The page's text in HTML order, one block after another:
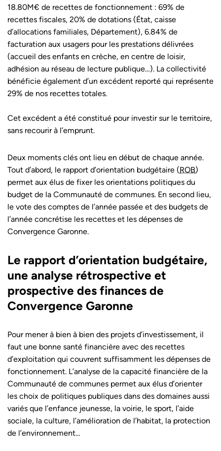
18.80M€ de recettes de fonctionnement : 69% de
recettes fiscales, 20% de dotations (État, caisse
d’allocations familiales, Département), 6.84% de
facturation aux usagers pour les prestations délivrées
(accueil des enfants en crèche, en centre de loisir,
adhésion au réseau de lecture publique…). La collectivité
bénéficie également d’un excédent reporté qui représente
29% de nos recettes totales.
Cet excédent a été constitué pour investir sur le territoire,
sans recourir à l’emprunt.
Deux moments clés ont lieu en début de chaque année.
Tout d’abord, le rapport d’orientation budgétaire (ROB)
permet aux élus de fixer les orientations politiques du
budget de la Communauté de communes. En second lieu,
le vote des comptes de l’année passée et des budgets de
l’année concrétise les recettes et les dépenses de
Convergence Garonne.
Le rapport d’orientation budgétaire,
une analyse rétrospective et
prospective des finances de
Convergence Garonne
Pour mener à bien à bien des projets d’investissement, il
faut une bonne santé financière avec des recettes
d’exploitation qui couvrent suffisamment les dépenses de
fonctionnement. L’analyse de la capacité financière de la
Communauté de communes permet aux élus d’orienter
les choix de politiques publiques dans des domaines aussi
variés que l’enfance jeunesse, la voirie, le sport, l’aide
sociale, la culture, l’amélioration de l’habitat, la protection
de l’environnement…